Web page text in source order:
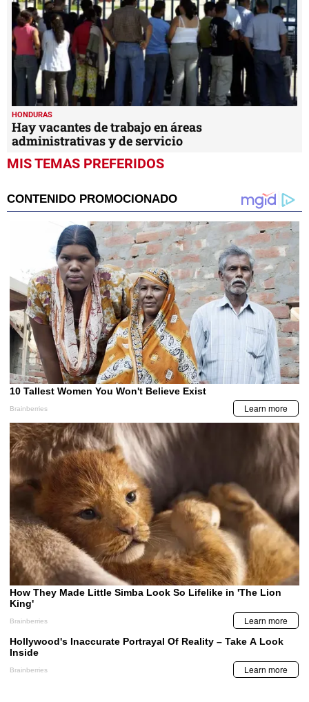
HONDURAS
Hay vacantes de trabajo en áreas
administrativas y de servicio
MIS TEMAS PREFERIDOS